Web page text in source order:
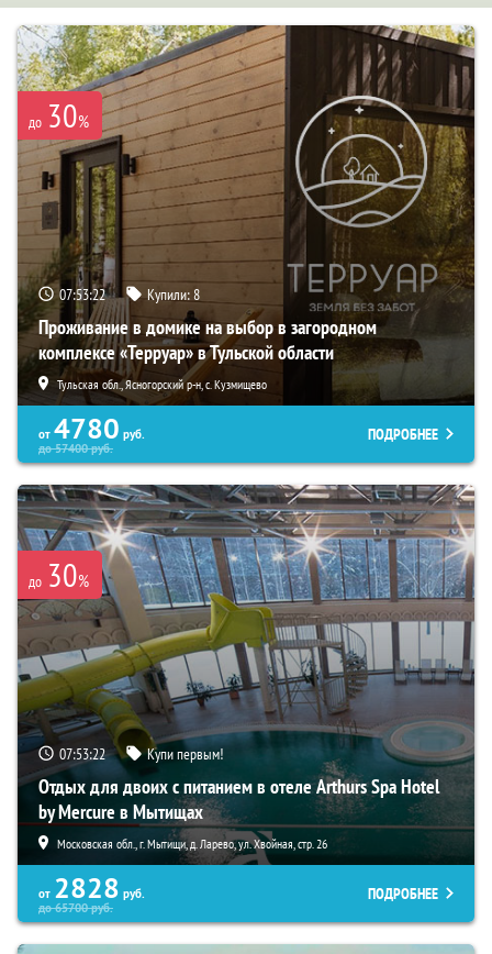
до 30%
07:53:21 Купили:8
Проживание в домике на выбор в загородном
комплексе «Терруар» в Тульской области
Тульская обл., Ясногорский р-н, с. Кузмищево
от 4780 руб.
до57400руб.
ПОДРОБНЕЕ
до 30%
07:53:21 Купи первым!
Отдых для двоих с питанием в отеле Arthurs Spa Hotel
by Mercure в Мытищах
Московская обл., г. Мытищи, д. Ларево, ул. Хвойная, стр. 26
от 2828 руб.
до65700руб.
ПОДРОБНЕЕ